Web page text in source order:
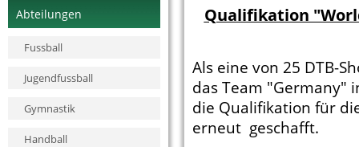
Qualifikation
Als eine von 25 DTB-
das Team "Germany"
die Qualifikation für
erneut geschafft.
Abteilungen
Fussball
Jugendfussball
Gymnastik
Handball